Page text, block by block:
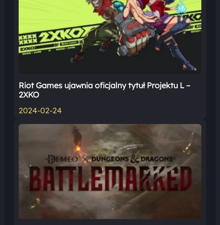
Riot Games ujawnia oficjalny tytuł Projektu L –
2XKO
2024-02-24